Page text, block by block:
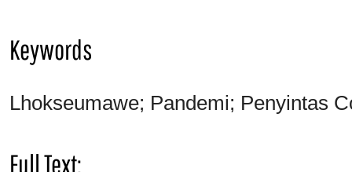
Keywords
Lhokseumawe; Pandemi; Penyintas
Full Text: